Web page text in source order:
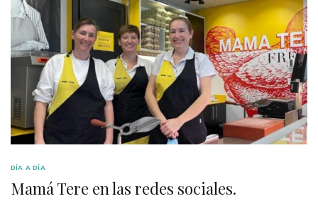
DÍA A DÍA
Mamá Tere en las redes sociales.